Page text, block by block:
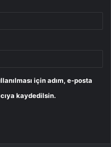
için adım, e-posta
kaydedilsin.